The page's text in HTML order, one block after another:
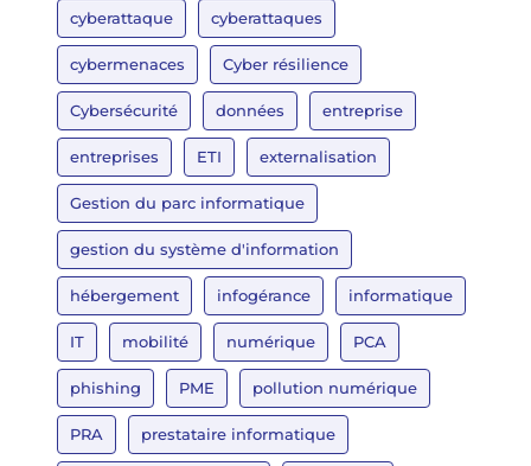
cyberattaque cyberattaques
cybermenaces Cyber résilience
Cybersécurité données entreprise
entreprises ETI externalisation
Gestion du parc informatique
gestion du système d'information
hébergement infogérance informatique
IT mobilité numérique PCA
phishing PME pollution numérique
PRA prestataire informatique